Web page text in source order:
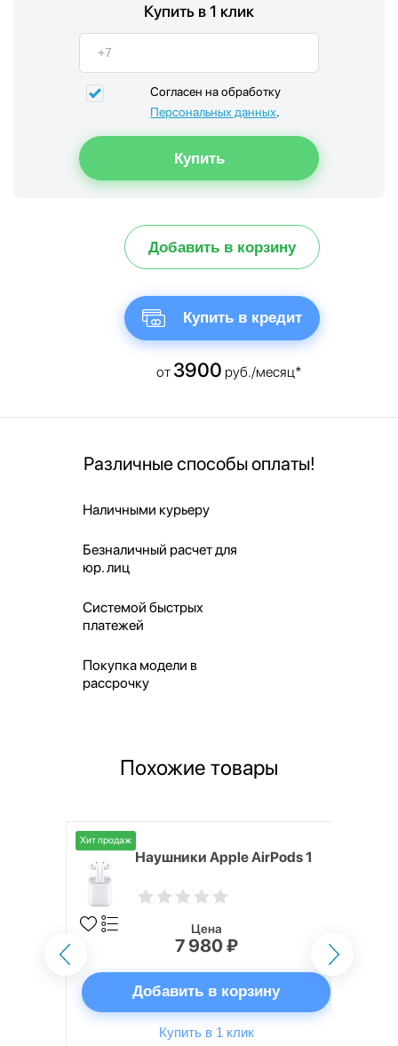
Купить в 1 клик
Согласен на обработку
Персональных данных.
Добавить в корзину
Купить в кредит
от 3900 руб./месяц*
Различные способы оплаты!
Наличными курьеру
Безналичный расчет для
юр. лиц
Системой быстрых
платежей
Покупка модели в
рассрочку
Похожие товары
Хит продаж
Наушники Apple AirPods 1
Цена
7 980 ₽
Добавить в корзину
Купить в 1 клик